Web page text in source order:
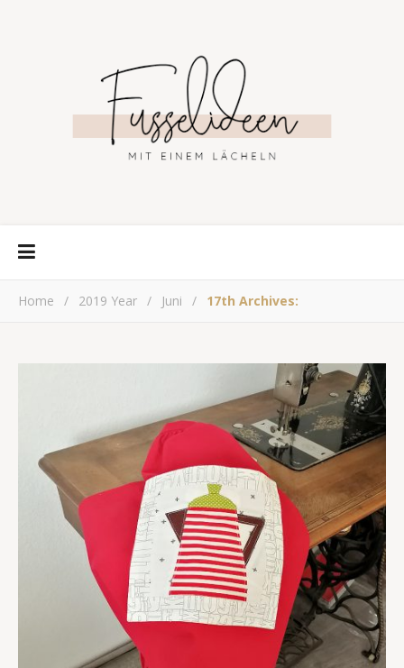
Home / 2019 Year / Juni / 17th Archives: